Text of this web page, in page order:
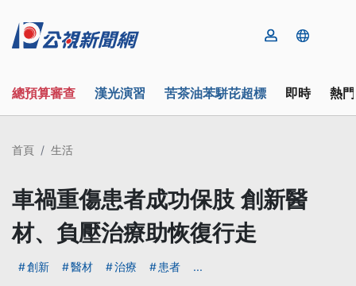
總預算審查 漢光演習 苦茶油苯駢芘超標 即時 熱
首頁 生活
車禍重傷患者成功保肢 創新醫
材、負壓治療助恢復行走
創新 醫材 治療 患者 ...